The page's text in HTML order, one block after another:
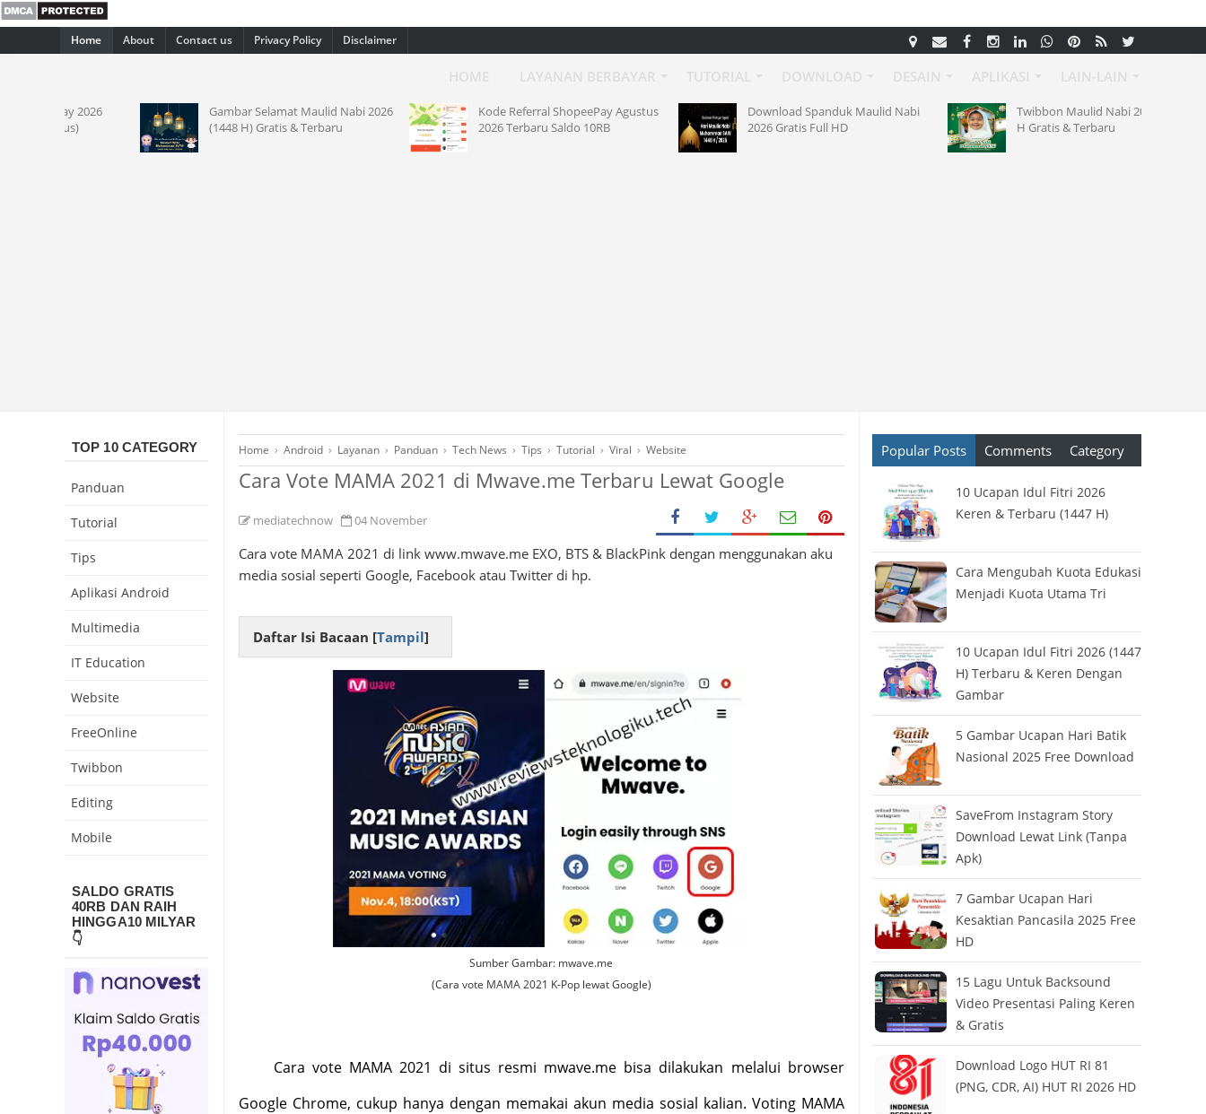
Home About Contact us Privacy Policy Disclaimer
Gambar Selamat Maulid Nabi 2026
(1448 H) Gratis & Terbaru
Kode Referral ShopeePay Agustus
2026 Terbaru Saldo 10RB
Download Spanduk Maulid Nabi
2026 Gratis Full HD
Twibbon Maulid Nabi 2026 ke 1448
H Gratis & Terbaru
Home › Android › Layanan › Panduan › Tech News › Tips › Tutorial › Viral › Website
Cara Vote MAMA 2021 di Mwave.me Terbaru Lewat Google
mediatechnow 04 November
Cara vote MAMA 2021 di link www.mwave.me EXO, BTS & BlackPink dengan menggunakan aku
media sosial seperti Google, Facebook atau Twitter di hp.
Daftar Isi Bacaan [Tampil]
Sumber Gambar: mwave.me
(Cara vote MAMA 2021 K-Pop lewat Google)
Cara vote MAMA 2021 di situs resmi mwave.me bisa dilakukan melalui browser
Google Chrome, cukup hanya dengan memakai akun media sosial kalian. Voting MAMA
TOP 10 CATEGORY
Panduan
Tutorial
Tips
Aplikasi Android
Multimedia
IT Education
Website
FreeOnline
Twibbon
Editing
Mobile
SALDO GRATIS
40RB DAN RAIH
HINGGA10 MILYAR
👇
Popular Posts Comments Category
10 Ucapan Idul Fitri 2026
Keren & Terbaru (1447 H)
Cara Mengubah Kuota Edukasi
Menjadi Kuota Utama Tri
10 Ucapan Idul Fitri 2026 (1447
H) Terbaru & Keren Dengan
Gambar
5 Gambar Ucapan Hari Batik
Nasional 2025 Free Download
SaveFrom Instagram Story
Download Lewat Link (Tanpa
Apk)
7 Gambar Ucapan Hari
Kesaktian Pancasila 2025 Free
HD
15 Lagu Untuk Backsound
Video Presentasi Paling Keren
& Gratis
Download Logo HUT RI 81
(PNG, CDR, AI) HUT RI 2026 HD